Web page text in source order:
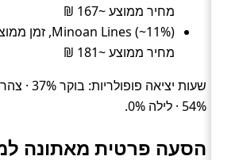
מחיר ממוצע ~167 ₪
מחיר ממוצע ~181 ₪
54% · לילה 0%.
הסעה פרטית מאתונה